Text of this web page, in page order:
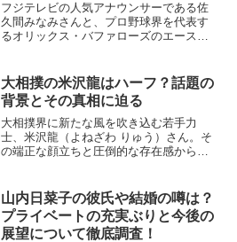
フジテレビの人気アナウンサーである佐
久間みなみさんと、プロ野球界を代表す
るオリックス・バファローズのエース・
緯、結婚の可能性について詳しく掘り下
げます。二人の出会いはど...
大相撲の米沢龍はハーフ？話題の
背景とその真相に迫る
大相撲界に新たな風を吹き込む若手力
士、米沢龍（よねざわ りゅう）さん。そ
の端正な顔立ちと圧倒的な存在感から、
ついて詳しく探ってみましょう。米沢龍
さんはハーフなのか？米沢...
山内日菜子の彼氏や結婚の噂は？
プライベートの充実ぶりと今後の
展望について徹底調査！